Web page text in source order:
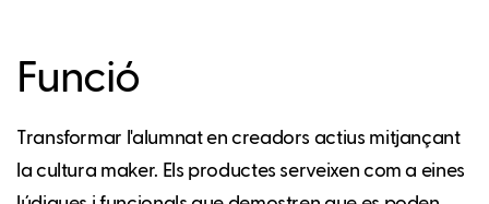
Funció
Transformar l'alumnat en creadors actius mitjançant
la cultura maker. Els productes serveixen com a eines